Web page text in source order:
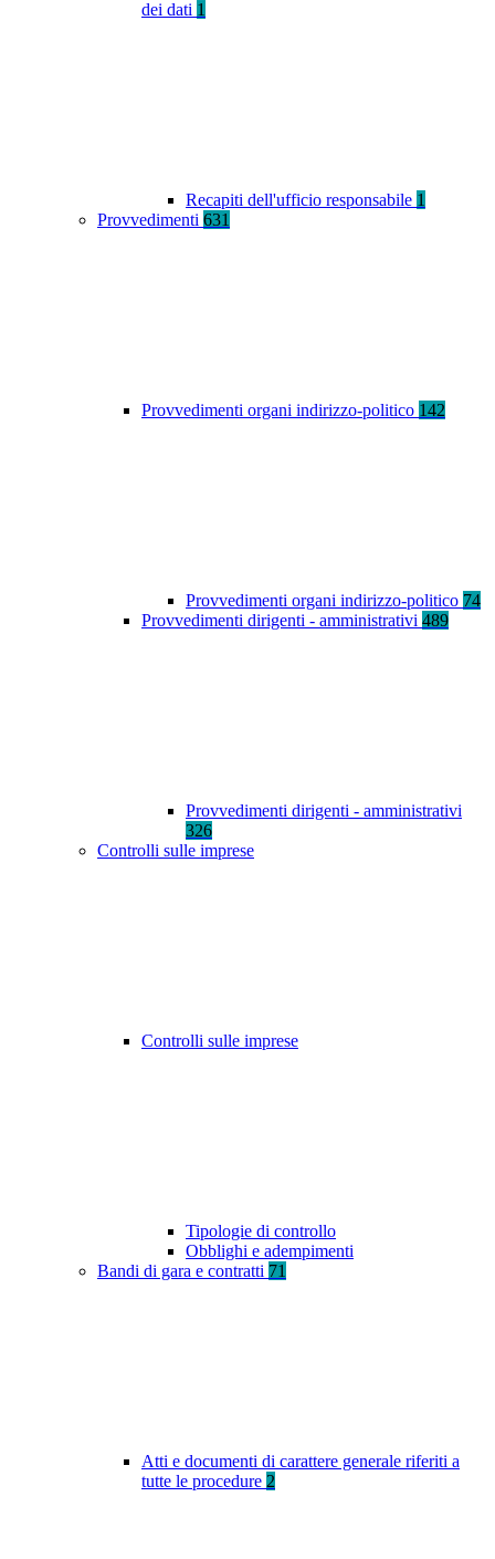
dei dati 1
Recapiti dell'ufficio responsabile 1
Provvedimenti 631
Provvedimenti organi indirizzo-politico 142
Provvedimenti organi indirizzo-politico 74
Provvedimenti dirigenti - amministrativi 489
Provvedimenti dirigenti - amministrativi
326
Controlli sulle imprese
Controlli sulle imprese
Tipologie di controllo
Obblighi e adempimenti
Bandi di gara e contratti 71
Atti e documenti di carattere generale riferiti a
tutte le procedure 2